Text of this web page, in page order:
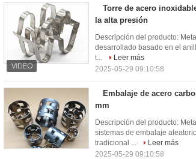
Torre de acero
la alta presión
Descripción del producto:
desarrollado basado en el
t...
Leer más
2025-05-29 09:10:58
Embalaje de acero
mm
Descripción del producto:
sistemas de embalaje
tradicional ...
Leer más
2025-05-29 09:10:58